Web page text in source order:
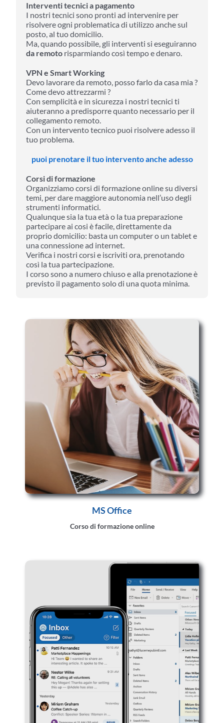
Interventi tecnici a pagamento
I nostri tecnici sono pronti ad intervenire per
risolvere ogni problematica di utilizzo anche sul
posto, al tuo domicilio.
Ma, quando possibile, gli interventi si eseguiranno
da remoto risparmiando così tempo e denaro.
VPN e Smart Working
Devo lavorare da remoto, posso farlo da casa mia ?
Come devo attrezzarmi ?
Con semplicità e in sicurezza i nostri tecnici ti
aiuteranno a predisporre quanto necessario per il
collegamento remoto.
Con un intervento tecnico puoi risolvere adesso il
tuo problema.
puoi prenotare il tuo intervento anche adesso
Corsi di formazione
Organizziamo corsi di formazione online su diversi
temi, per dare maggiore autonomia nell’uso degli
strumenti informatici.
Qualunque sia la tua età o la tua preparazione
partecipare ai cosi è facile, direttamente da
proprio domicilio: basta un computer o un tablet e
una connessione ad internet.
Verifica i nostri corsi e iscriviti ora, prenotando
così la tua partecipazione.
I corso sono a numero chiuso e alla prenotazione è
previsto il pagamento solo di una quota minima.
MS Office
Corso di formazione online